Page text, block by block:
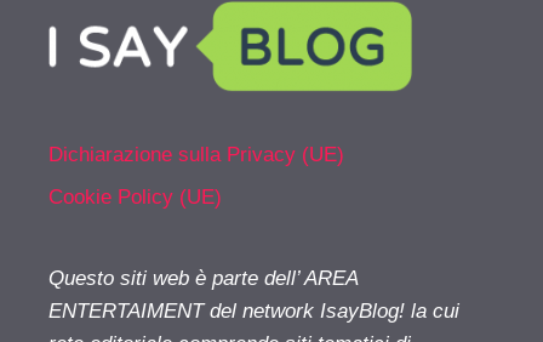
Dichiarazione sulla Privacy (UE)
Cookie Policy (UE)
Questo siti web è parte dell’ AREA
ENTERTAIMENT del network IsayBlog! la cui